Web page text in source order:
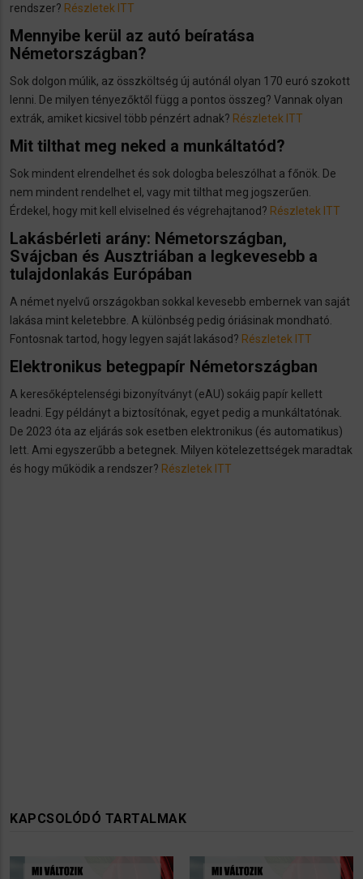
rendszer? Részletek ITT
Mennyibe kerül az autó beíratása
Németországban?
Sok dolgon múlik, az összköltség új autónál olyan 170 euró szokott
lenni. De milyen tényezőktől függ a pontos összeg? Vannak olyan
extrák, amiket kicsivel több pénzért adnak? Részletek ITT
Mit tilthat meg neked a munkáltatód?
Sok mindent elrendelhet és sok dologba beleszólhat a főnök. De
nem mindent rendelhet el, vagy mit tilthat meg jogszerűen.
Érdekel, hogy mit kell elviselned és végrehajtanod? Részletek ITT
Lakásbérleti arány: Németországban,
Svájcban és Ausztriában a legkevesebb a
tulajdonlakás Európában
A német nyelvű országokban sokkal kevesebb embernek van saját
lakása mint keletebbre. A különbség pedig óriásinak mondható.
Fontosnak tartod, hogy legyen saját lakásod? Részletek ITT
Elektronikus betegpapír Németországban
A keresőképtelenségi bizonyítványt (eAU) sokáig papír kellett
leadni. Egy példányt a biztosítónak, egyet pedig a munkáltatónak.
De 2023 óta az eljárás sok esetben elektronikus (és automatikus)
lett. Ami egyszerűbb a betegnek. Milyen kötelezettségek maradtak
és hogy működik a rendszer? Részletek ITT
KAPCSOLÓDÓ TARTALMAK